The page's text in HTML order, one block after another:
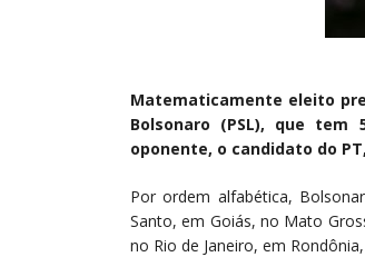
Matematicamente eleito
Bolsonaro (PSL), que
oponente, o candidato do
Por ordem alfabética,
Santo, em Goiás, no Mato
no Rio de Janeiro, em